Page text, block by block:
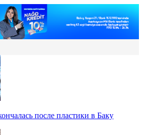
после пластики в Баку